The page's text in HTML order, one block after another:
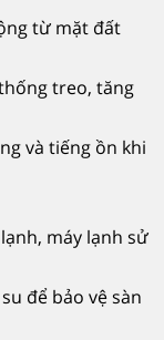
từ mặt đất
treo, tăng
và tiếng ồn khi
máy lạnh sử
để bảo vệ sàn